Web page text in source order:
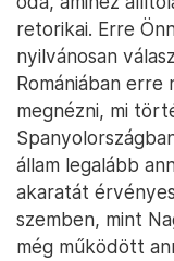
retorikai. Erre
nyilvánosan
Romániában
megnézni, mi
állam legalább
akaratát
szemben, mint
még működött